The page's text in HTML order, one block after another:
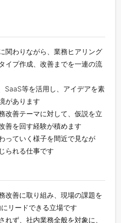
関わりながら、業務ヒアリング
イプ作成、改善までを一連の流
SaaS等を活用し、アイデアを素
があります
改善テーマに対して、仮説を立
善を回す経験が積めます
っていく様子を間近で見なが
られる仕事です
改善に取り組み、現場の課題を
リードできる立場です
れず、社内業務全般を対象に、